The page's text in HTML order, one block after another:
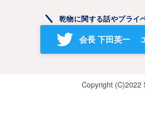
乾物に関する話やプライ
会長 下田英一
Copyright (C)2022